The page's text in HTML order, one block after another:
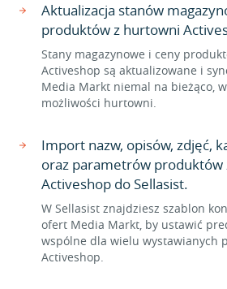
Aktualizacja stanów
produktów z hurtowni
Stany magazynowe i ceny
Activeshop są aktualizowane i
Media Markt niemal na bieżąco,
możliwości hurtowni.
Import nazw, opisów, zdjęć,
oraz parametrów produktów
Activeshop do Sellasist.
W Sellasist znajdziesz szablon
ofert Media Markt, by ustawić
wspólne dla wielu wystawianych
Activeshop.